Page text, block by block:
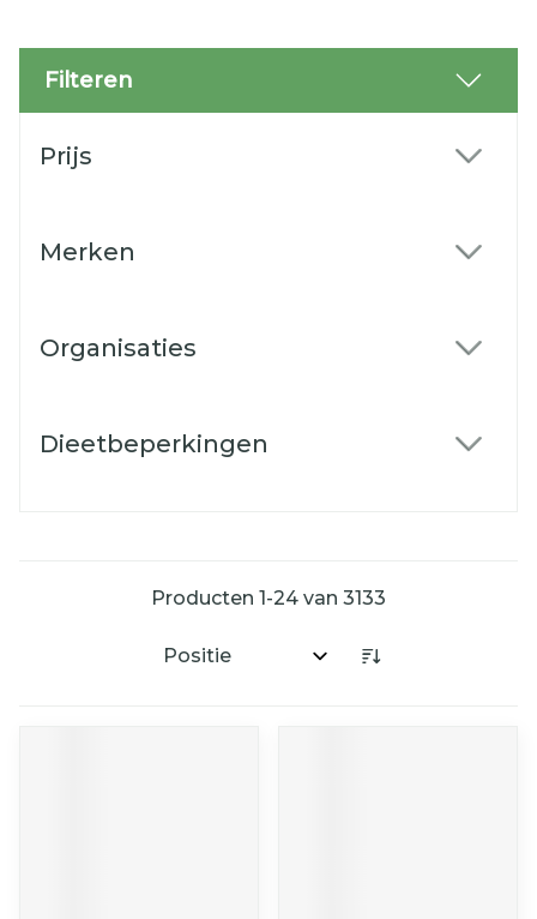
Filteren
Prijs
Merken
Organisaties
Dieetbeperkingen
Producten 1-24 van 3133
Sorteer op: